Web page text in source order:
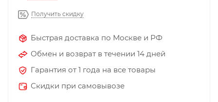
Получить скидку
Быстрая доставка по Москве и РФ
Обмен и возврат в течении 14 дней
Гарантия от 1 года на все товары
Скидки при самовывозе